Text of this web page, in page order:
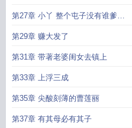
第27章 小丫 整个屯子没有谁爹比
我爹厉害
第29章 赚大发了
第31章 带著老婆闺女去镇上
第33章 上浮三成
第35章 尖酸刻薄的曹莲丽
第37章 有其母必有其子